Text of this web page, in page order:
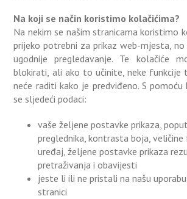
Na koji se način koristimo kolačićima?
Na nekim se našim stranicama koristimo
prijeko potrebni za prikaz web-mjesta,
ugodnije pregledavanje. Te kolačiće
blokirati, ali ako to učinite, neke funkcije
neće raditi kako je predviđeno. S pomoću
se sljedeći podaci:
vaše željene postavke prikaza,
preglednika, kontrasta boja,
uređaj, željene postavke prikaza
pretraživanja i obavijesti
jeste li ili ne pristali na našu
stranici